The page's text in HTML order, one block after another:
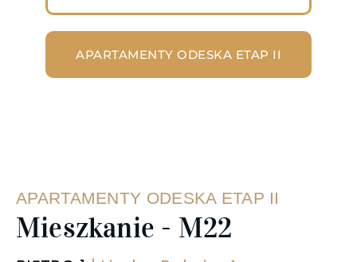
APARTAMENTY ODESKA ETAP II
APARTAMENTY ODESKA ETAP II
Mieszkanie - M22